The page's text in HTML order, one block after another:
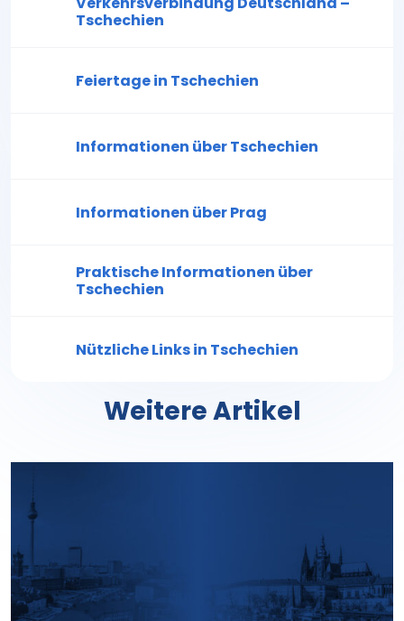
Tschechien
Feiertage in Tschechien
Informationen über Tschechien
Informationen über Prag
Praktische Informationen über
Tschechien
Nützliche Links in Tschechien
Weitere Artikel